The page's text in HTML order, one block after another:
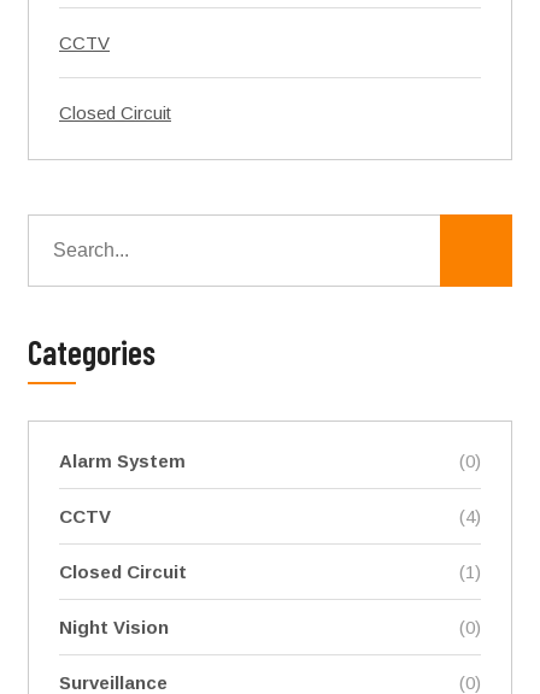
CCTV
Closed Circuit
Categories
Alarm System (0)
CCTV (4)
Closed Circuit (1)
Night Vision (0)
Surveillance (0)